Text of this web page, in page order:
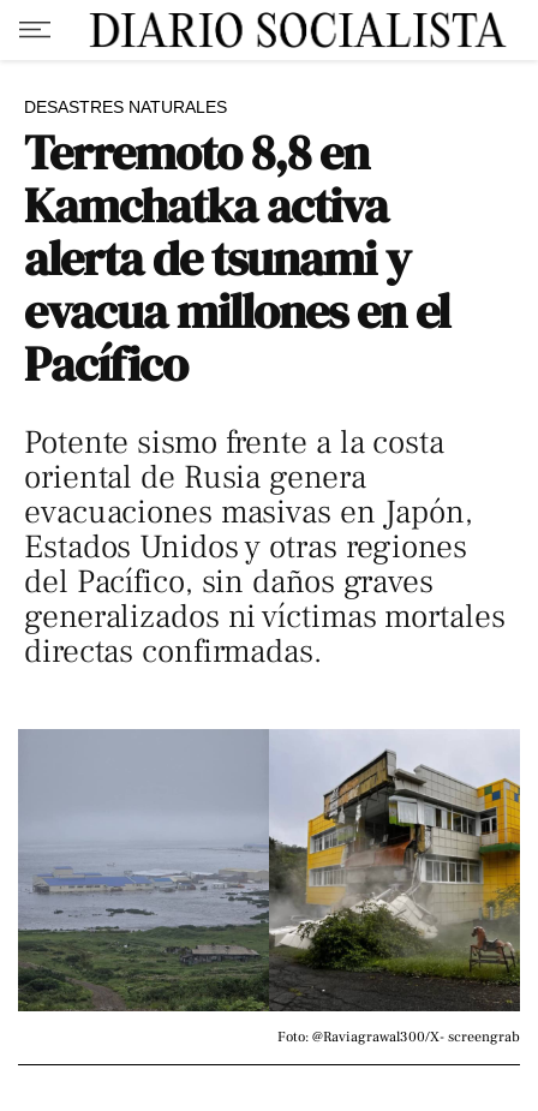
DESASTRES NATURALES
Terremoto 8,8 en
Kamchatka activa
alerta de tsunami y
evacua millones en el
Pacífico
Potente sismo frente a la costa
oriental de Rusia genera
evacuaciones masivas en Japón,
Estados Unidos y otras regiones
del Pacífico, sin daños graves
generalizados ni víctimas mortales
directas confirmadas.
Foto: @Raviagrawal300/X- screengrab